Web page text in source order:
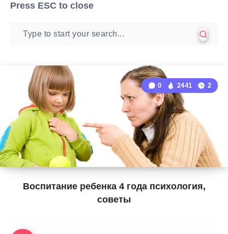
Press ESC to close
Воспитание ребенка 4 года психология,
советы
0 2441 2